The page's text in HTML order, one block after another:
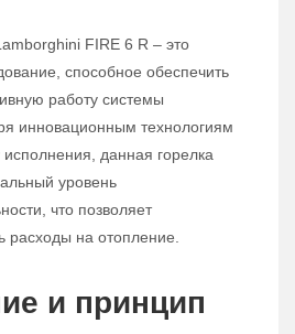
FIRE 6 R – это
способное обеспечить
работу системы
инновационным технологиям
исполнения, данная горелка
уровень
что позволяет
расходы на отопление.
и принцип